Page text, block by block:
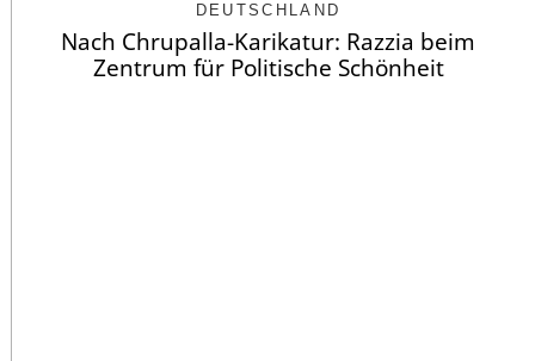
DEUTSCHLAND
Nach Chrupalla-Karikatur: Razzia beim
Zentrum für Politische Schönheit